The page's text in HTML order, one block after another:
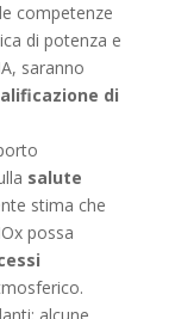
competenze
di potenza e
saranno
di
salute
stima che
possa